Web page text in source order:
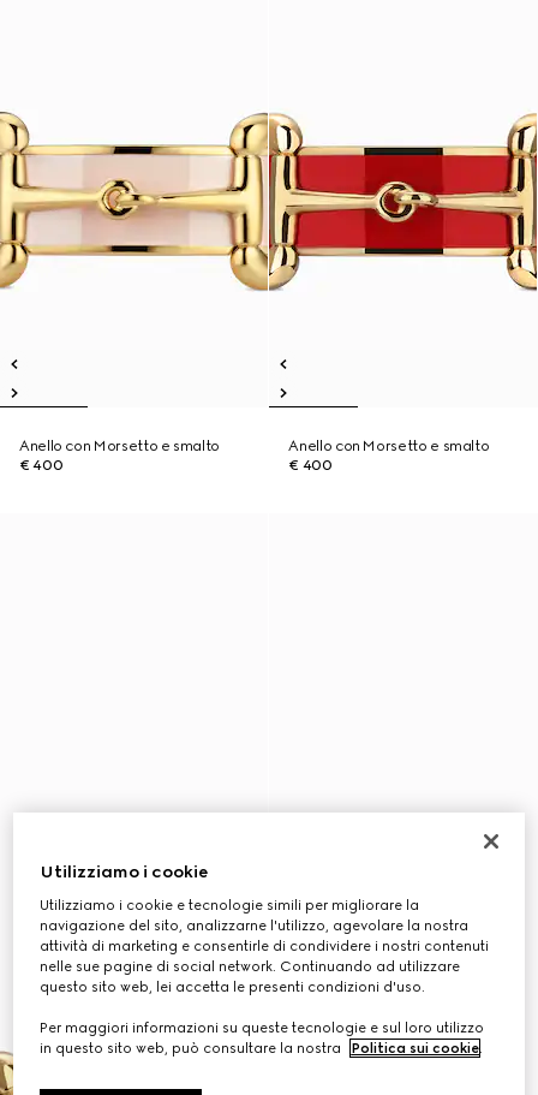
Anello con Morsetto e smalto
€ 400
Anello con Morsetto e smalto
€ 400
Utilizziamo i cookie
Utilizziamo i cookie e tecnologie simili per migliorare la
navigazione del sito, analizzarne l'utilizzo, agevolare la nostra
attività di marketing e consentirle di condividere i nostri contenuti
nelle sue pagine di social network. Continuando ad utilizzare
questo sito web, lei accetta le presenti condizioni d'uso.
Per maggiori informazioni su queste tecnologie e sul loro utilizzo
in questo sito web, può consultare la nostra
Politica sui cookie